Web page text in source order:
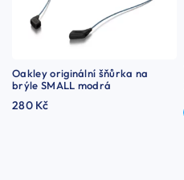
Oakley originální šňůrka na
brýle SMALL modrá
280 Kč